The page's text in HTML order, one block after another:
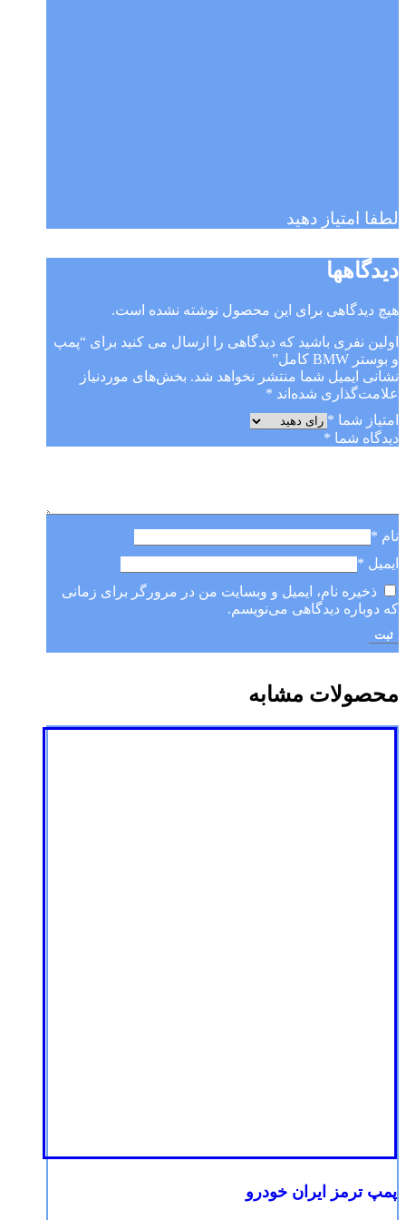
لطفا امتیاز دهید
دیدگاهها
هیچ دیدگاهی برای این محصول نوشته نشده است.
اولین نفری باشید که دیدگاهی را ارسال می کنید برای “پمپ
و بوستر BMW کامل”
نشانی ایمیل شما منتشر نخواهد شد. بخش‌های موردنیاز
علامت‌گذاری شده‌اند *
امتیاز شما *
دیدگاه شما *
نام *
ایمیل *
ذخیره نام، ایمیل و وبسایت من در مرورگر برای زمانی
که دوباره دیدگاهی می‌نویسم.
محصولات مشابه
پمپ ترمز ایران خودرو